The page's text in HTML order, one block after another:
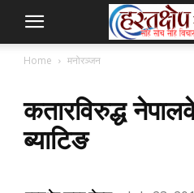
Home मनोरञ्जन
कतारविरुद्ध
ब्याटिङ